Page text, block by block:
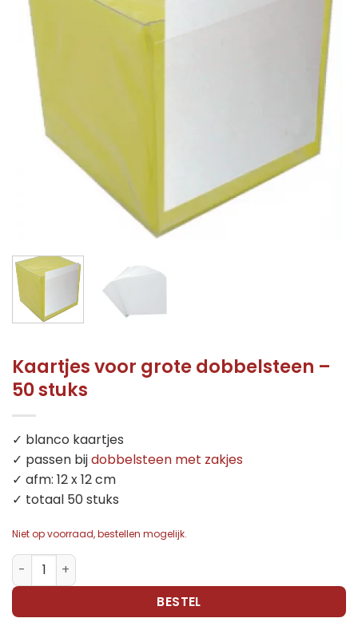
Kaartjes voor grote dobbelsteen –
50 stuks
✓ blanco kaartjes
✓ passen bijdobbelsteen met zakjes
✓ afm: 12 x 12 cm
✓ totaal 50 stuks
Niet op voorraad, bestellen mogelijk.
Kaartjes voor grote dobbelsteen - 50 stuks aantal
BESTEL